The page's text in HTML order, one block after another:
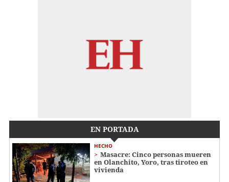
EN PORTADA
HECHO
Masacre: Cinco personas mueren
en Olanchito, Yoro, tras tiroteo en
vivienda